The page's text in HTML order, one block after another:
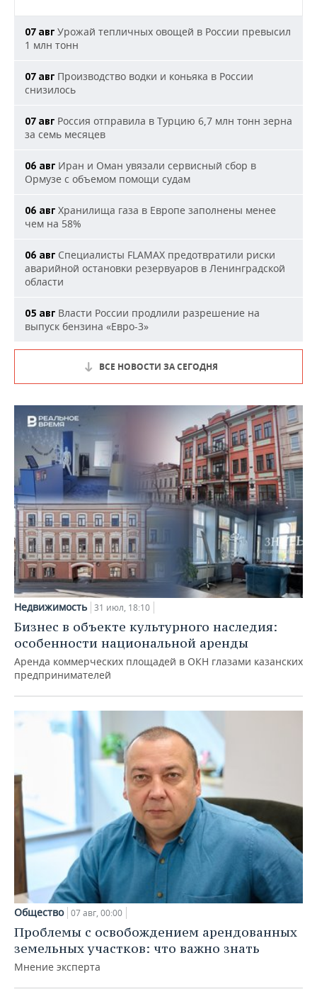
07 авг Урожай тепличных овощей в России превысил
1 млн тонн
07 авг Производство водки и коньяка в России
снизилось
07 авг Россия отправила в Турцию 6,7 млн тонн зерна
за семь месяцев
06 авг Иран и Оман увязали сервисный сбор в
Ормузе с объемом помощи судам
06 авг Хранилища газа в Европе заполнены менее
чем на 58%
06 авг Специалисты FLAMAX предотвратили риски
аварийной остановки резервуаров в Ленинградской
области
05 авг Власти России продлили разрешение на
выпуск бензина «Евро-3»
ВСЕ НОВОСТИ ЗА СЕГОДНЯ
Недвижимость 31 июл, 18:10
Бизнес в объекте культурного наследия:
особенности национальной аренды
Аренда коммерческих площадей в ОКН глазами казанских
предпринимателей
Общество 07 авг, 00:00
Проблемы с освобождением арендованных
земельных участков: что важно знать
Мнение эксперта